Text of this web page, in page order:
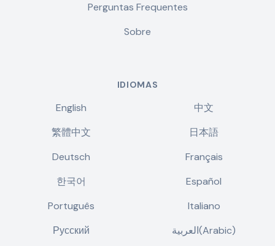
Perguntas Frequentes
Sobre
IDIOMAS
English
中文
繁體中文
日本語
Deutsch
Français
한국어
Español
Português
Italiano
Русский
العربية(Arabic)